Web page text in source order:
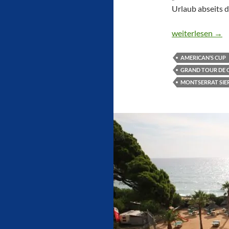
Urlaub abseits
KATALONIEN
weiterlesen →
AMERICAN‘S CUP
GRAND TOUR DE
MONTSERRAT